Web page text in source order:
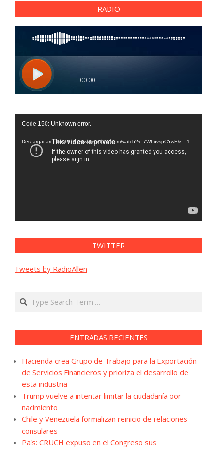
RADIO
Reproductor
vídeo
Code 150: Unknown error.
Descargar archivo: https://www.youtube.com/watch?v=7WLuvspCYwE&_=1
TWITTER
Tweets by RadioAllen
Search
ENTRADAS RECIENTES
Hacienda crea Grupo de Trabajo para la Exportación
de Servicios Financieros y prioriza el desarrollo de
esta industria
Trump vuelve a intentar limitar la ciudadanía por
nacimiento
Chile y Venezuela formalizan reinicio de relaciones
consulares
País: CRUCH expuso en el Congreso sus